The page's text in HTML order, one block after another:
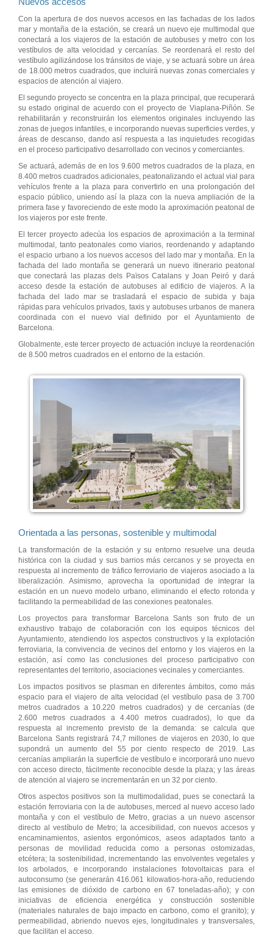
Con la apertura de dos nuevos accesos en las fachadas de los lados
mar y montaña de la estación, se creará un nuevo eje multimodal que
conectará a los viajeros de la estación de autobuses y metro con los
vestíbulos de alta velocidad y cercanías. Se reordenará el resto del
vestíbulo agilizándose los tránsitos de viaje, y se actuará sobre un área
de 18.000 metros cuadrados, que incluirá nuevas zonas comerciales y
espacios de atención al viajero.
El segundo proyecto se concentra en la plaza principal, que recuperará
su estado original de acuerdo con el proyecto de Viaplana-Piñón. Se
rehabilitarán y reconstruirán los elementos originales incluyendo las
zonas de juegos infantiles, e incorporando nuevas superficies verdes, y
áreas de descanso, dando así respuesta a las inquietudes recogidas
en el proceso participativo desarrollado con vecinos y comerciantes.
Se actuará, además de en los 9.600 metros cuadrados de la plaza, en
8.400 metros cuadrados adicionales, peatonalizando el actual vial para
vehículos frente a la plaza para convertirlo en una prolongación del
espacio público, uniendo así la plaza con la nueva ampliación de la
primera fase y favoreciendo de este modo la aproximación peatonal de
los viajeros por este frente.
El tercer proyecto adecúa los espacios de aproximación a la terminal
multimodal, tanto peatonales como viarios, reordenando y adaptando
el espacio urbano a los nuevos accesos del lado mar y montaña. En la
fachada del lado montaña se generará un nuevo itinerario peatonal
que conectará las plazas dels Països Catalans y Joan Peiró y dará
acceso desde la estación de autobuses al edificio de viajeros. A la
fachada del lado mar se trasladará el espacio de subida y baja
rápidas para vehículos privados, taxis y autobuses urbanos de manera
coordinada con el nuevo vial definido por el Ayuntamiento de
Barcelona.
Globalmente, este tercer proyecto de actuación incluye la reordenación
de 8.500 metros cuadrados en el entorno de la estación.
Orientada a las personas, sostenible y multimodal
La transformación de la estación y su entorno resuelve una deuda
histórica con la ciudad y sus barrios más cercanos y se proyecta en
respuesta al incremento de tráfico ferroviario de viajeros asociado a la
liberalización. Asimismo, aprovecha la oportunidad de integrar la
estación en un nuevo modelo urbano, eliminando el efecto rotonda y
facilitando la permeabilidad de las conexiones peatonales.
Los proyectos para transformar Barcelona Sants son fruto de un
exhaustivo trabajo de colaboración con los equipos técnicos del
Ayuntamiento, atendiendo los aspectos constructivos y la explotación
ferroviaria, la convivencia de vecinos del entorno y los viajeros en la
estación, así como las conclusiones del proceso participativo con
representantes del territorio, asociaciones vecinales y comerciantes.
Los impactos positivos se plasman en diferentes ámbitos, como más
espacio para el viajero de alta velocidad (el vestíbulo pasa de 3.700
metros cuadrados a 10.220 metros cuadrados) y de cercanías (de
2.600 metros cuadrados a 4.400 metros cuadrados), lo que da
respuesta al incremento previsto de la demanda: se calcula que
Barcelona Sants registrará 74,7 millones de viajeros en 2030, lo que
supondrá un aumento del 55 por ciento respecto de 2019. Las
cercanías ampliarán la superficie de vestíbulo e incorporará uno nuevo
con acceso directo, fácilmente reconocible desde la plaza; y las áreas
de atención al viajero se incrementarán en un 32 por ciento.
Otros aspectos positivos son la multimodalidad, pues se conectará la
estación ferroviaria con la de autobuses, merced al nuevo acceso lado
montaña y con el vestíbulo de Metro, gracias a un nuevo ascensor
directo al vestíbulo de Metro; la accesibilidad, con nuevos accesos y
encaminamientos, asientos ergonómicos, aseos adaptados tanto a
personas de movilidad reducida como a personas ostomizadas,
etcétera; la sostenibilidad, incrementando las envolventes vegetales y
los arbolados, e incorporando instalaciones fotovoltaicas para el
autoconsumo (se generarán 416.061 kilowatios-hora-año, reduciendo
las emisiones de dióxido de carbono en 67 toneladas-año); y con
iniciativas de eficiencia energética y construcción sostenible
(materiales naturales de bajo impacto en carbono, como el granito); y
permeabilidad, abriendo nuevos ejes, longitudinales y transversales,
que facilitan el acceso.